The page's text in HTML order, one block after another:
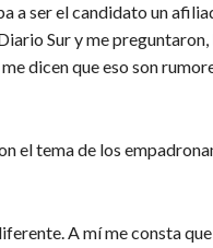
a ser el candidato un
Sur y me
dicen que eso son
el tema de los
A mí me consta